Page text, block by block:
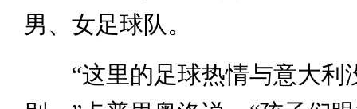
男、女足球队。
“这里的足球热情与意大利